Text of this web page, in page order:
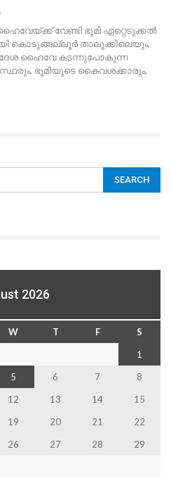
വേണ്ടി ഭൂമി ഏറ്റെടുക്കൽ
കൊടുങ്ങല്ലൂർ താലൂക്കിലെയും,
ഹൈവേ കടന്നുപോകുന്ന
ഭൂമിയുടെ കൈവശക്കാരും,
2026
W T F
S
1
5 6 7
8
12 13 14
15
19 20 21
22
26 27 28
29